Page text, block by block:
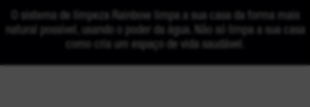
O sistema de limpeza Rainbow limpa a sua casa da forma mais
natural possível, usando o poder da água. Não só limpa a sua casa
como cria um espaço de vida saudável.